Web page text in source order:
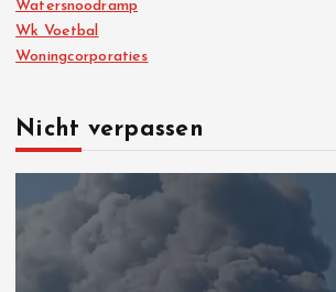
Watersnoodramp
Wk Voetbal
Woningcorporaties
Nicht verpassen